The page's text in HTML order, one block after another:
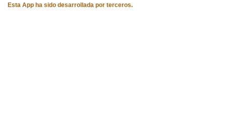
Esta App ha sido desarrollada por terceros.